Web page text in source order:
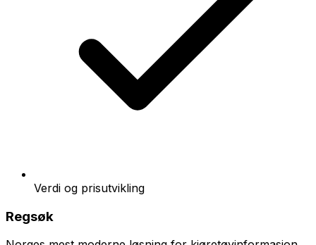
Verdi og prisutvikling
Regsøk